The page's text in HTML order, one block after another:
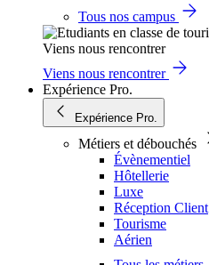
Tous nos campus
Viens nous rencontrer
Viens nous rencontrer
Expérience Pro.
Expérience Pro.
Métiers et débouchés
Évènementiel
Hôtellerie
Luxe
Réception Client
Tourisme
Aérien